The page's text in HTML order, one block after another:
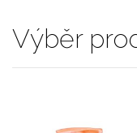
Výběr